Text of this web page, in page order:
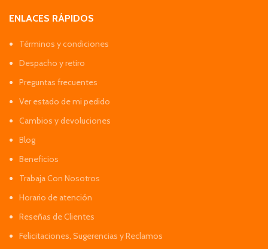
ENLACES RÁPIDOS
Términos y condiciones
Despacho y retiro
Preguntas frecuentes
Ver estado de mi pedido
Cambios y devoluciones
Blog
Beneficios
Trabaja Con Nosotros
Horario de atención
Reseñas de Clientes
Felicitaciones, Sugerencias y Reclamos